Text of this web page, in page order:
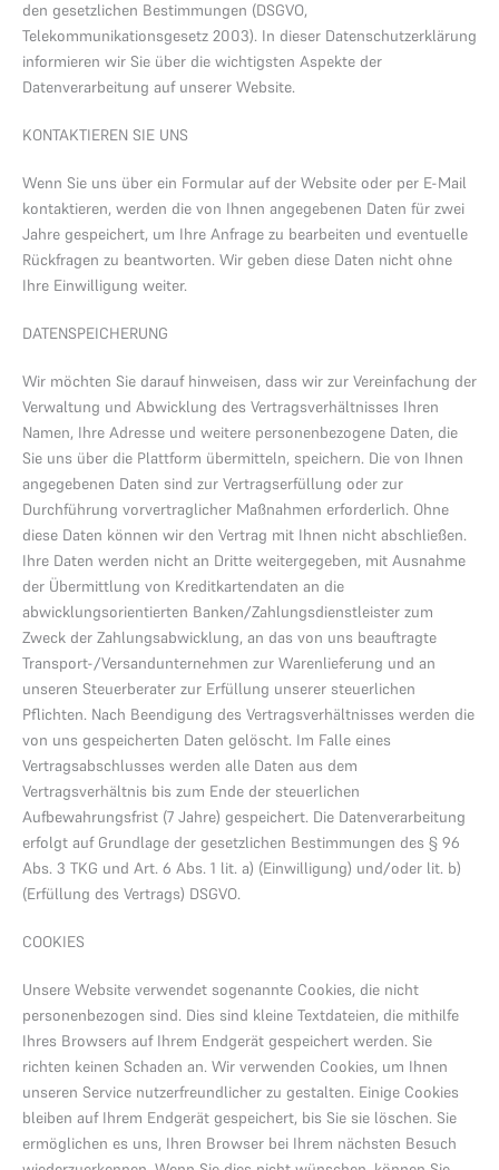
den gesetzlichen Bestimmungen (DSGVO,
Telekommunikationsgesetz 2003). In dieser Datenschutzerklärung
informieren wir Sie über die wichtigsten Aspekte der
Datenverarbeitung auf unserer Website.
KONTAKTIEREN SIE UNS
Wenn Sie uns über ein Formular auf der Website oder per E-Mail
kontaktieren, werden die von Ihnen angegebenen Daten für zwei
Jahre gespeichert, um Ihre Anfrage zu bearbeiten und eventuelle
Rückfragen zu beantworten. Wir geben diese Daten nicht ohne
Ihre Einwilligung weiter.
DATENSPEICHERUNG
Wir möchten Sie darauf hinweisen, dass wir zur Vereinfachung der
Verwaltung und Abwicklung des Vertragsverhältnisses Ihren
Namen, Ihre Adresse und weitere personenbezogene Daten, die
Sie uns über die Plattform übermitteln, speichern. Die von Ihnen
angegebenen Daten sind zur Vertragserfüllung oder zur
Durchführung vorvertraglicher Maßnahmen erforderlich. Ohne
diese Daten können wir den Vertrag mit Ihnen nicht abschließen.
Ihre Daten werden nicht an Dritte weitergegeben, mit Ausnahme
der Übermittlung von Kreditkartendaten an die
abwicklungsorientierten Banken/Zahlungsdienstleister zum
Zweck der Zahlungsabwicklung, an das von uns beauftragte
Transport-/Versandunternehmen zur Warenlieferung und an
unseren Steuerberater zur Erfüllung unserer steuerlichen
Pflichten. Nach Beendigung des Vertragsverhältnisses werden die
von uns gespeicherten Daten gelöscht. Im Falle eines
Vertragsabschlusses werden alle Daten aus dem
Vertragsverhältnis bis zum Ende der steuerlichen
Aufbewahrungsfrist (7 Jahre) gespeichert. Die Datenverarbeitung
erfolgt auf Grundlage der gesetzlichen Bestimmungen des § 96
Abs. 3 TKG und Art. 6 Abs. 1 lit. a) (Einwilligung) und/oder lit. b)
(Erfüllung des Vertrags) DSGVO.
COOKIES
Unsere Website verwendet sogenannte Cookies, die nicht
personenbezogen sind. Dies sind kleine Textdateien, die mithilfe
Ihres Browsers auf Ihrem Endgerät gespeichert werden. Sie
richten keinen Schaden an. Wir verwenden Cookies, um Ihnen
unseren Service nutzerfreundlicher zu gestalten. Einige Cookies
bleiben auf Ihrem Endgerät gespeichert, bis Sie sie löschen. Sie
ermöglichen es uns, Ihren Browser bei Ihrem nächsten Besuch